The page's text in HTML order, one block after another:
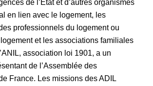
de l’État et d’autres organismes
en lien avec le logement, les
professionnels du logement ou
et les associations familiales
association loi 1901, a un
de l’Assemblée des
France. Les missions des ADIL